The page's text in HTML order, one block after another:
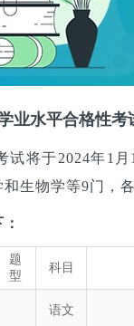
业水平合格性考
试将于2024年1
生物学等9门，
题
型
科目
语文